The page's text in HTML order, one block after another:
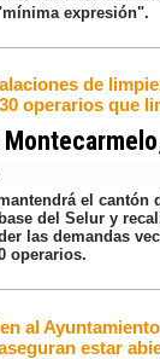
expresión".
de
operarios que
el cantón
del Selur y
las demandas
operarios.
al
estar